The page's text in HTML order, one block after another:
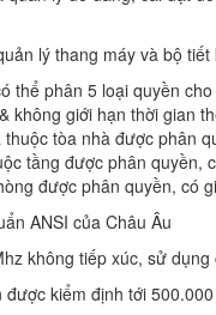
lý thang máy và bộ tiết
thể phân 5 loại quyền cho
không giới hạn thời gian
tòa nhà được phân
tầng được phân quyền,
được phân quyền, có
ANSI của Châu Âu
không tiếp xúc, sử
kiểm định tới 500.000